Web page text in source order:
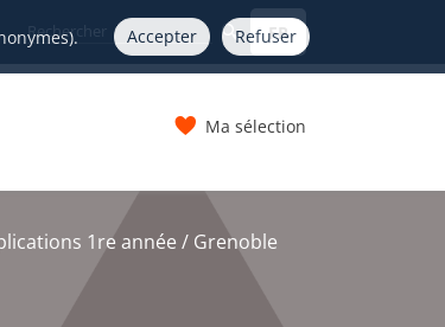
Accepter Refuser
FR
Ma sélection
1re année / Grenoble